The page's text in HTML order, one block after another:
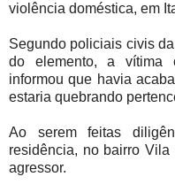
violência doméstica, em
Segundo policiais civis
do elemento, a vítima
informou que havia
estaria quebrando
Ao serem feitas
residência, no bairro
agressor.